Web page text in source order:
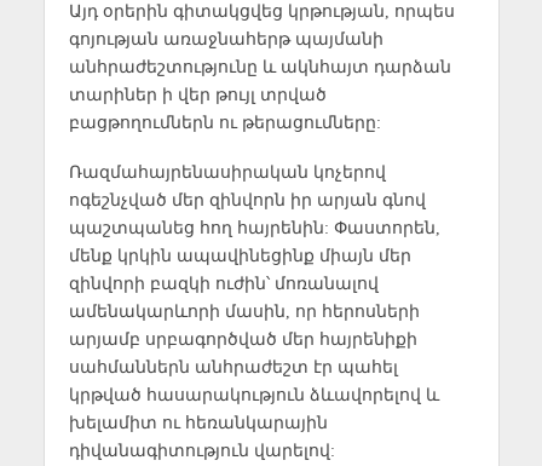
Այդ օրերին գիտակցվեց կրթության, որպես
գոյության առաջնահերթ պայմանի
անհրաժեշտությունը և ակնհայտ դարձան
տարիներ ի վեր թույլ տրված
բացթողումներն ու թերացումները:
Ռազմահայրենասիրական կոչերով
ոգեշնչված մեր զինվորն իր արյան գնով
պաշտպանեց հող հայրենին: Փաստորեն,
մենք կրկին ապավինեցինք միայն մեր
զինվորի բազկի ուժին՝ մոռանալով
ամենակարևորի մասին, որ հերոսների
արյամբ սրբագործված մեր հայրենիքի
սահմաններն անհրաժեշտ էր պահել
կրթված հասարակություն ձևավորելով և
խելամիտ ու հեռանկարային
դիվանագիտություն վարելով: